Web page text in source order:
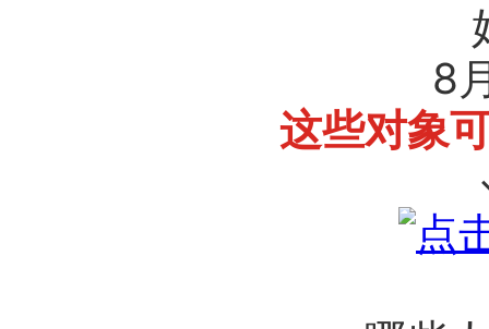
8
这些对象